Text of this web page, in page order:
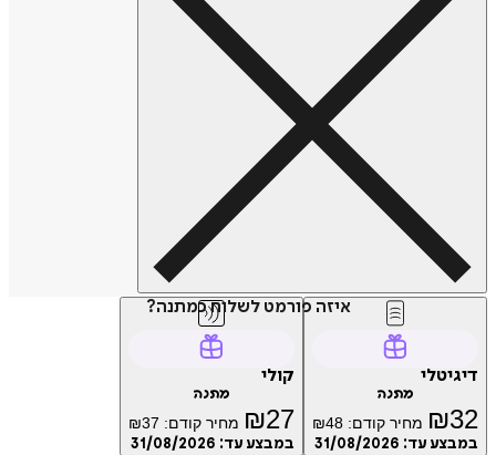
איזה פורמט לשלוח כמתנה?
דיגיטלי
מתנה
₪32 מחיר קודם: ₪48
במבצע עד: 31/08/2026
קולי
מתנה
₪27 מחיר קודם: ₪37
במבצע עד: 31/08/2026